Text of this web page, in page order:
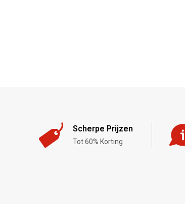
Scherpe Prijzen
Tot 60% Korting